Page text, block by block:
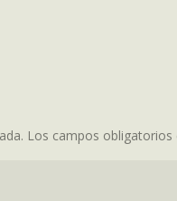
Los campos